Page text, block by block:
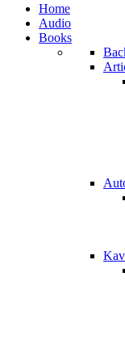
Home
Audio
Books